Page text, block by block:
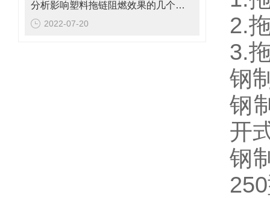
分析影响塑料拖链阻燃效果的几个因素
2022-07-20
2.
3.
钢
钢
开
钢